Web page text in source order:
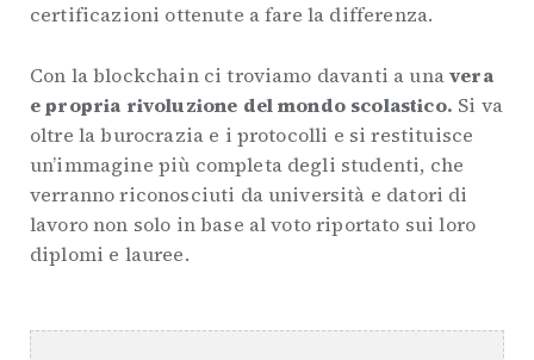
certificazioni ottenute a fare la differenza.
Con la blockchain ci troviamo davanti a unavera
e propria rivoluzione del mondo scolastico. Si va
oltre la burocrazia e i protocolli e si restituisce
un’immagine più completa degli studenti, che
verranno riconosciuti da università e datori di
lavoro non solo in base al voto riportato sui loro
diplomi e lauree.